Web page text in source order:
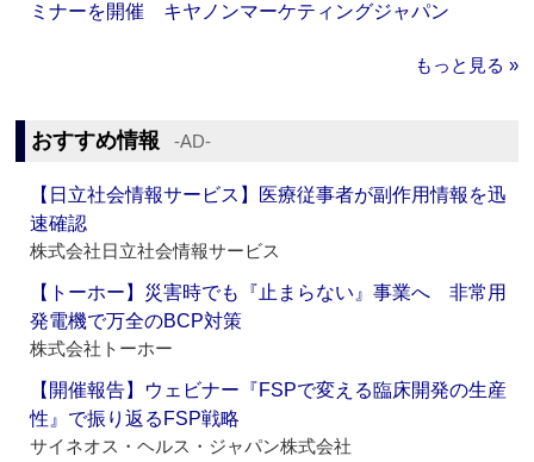
ミナーを開催 キヤノンマーケティングジャパン
もっと見る »
おすすめ情報 ‐AD‐
【日立社会情報サービス】医療従事者が副作用情報を迅
速確認
株式会社日立社会情報サービス
【トーホー】災害時でも『止まらない』事業へ 非常用
発電機で万全のBCP対策
株式会社トーホー
【開催報告】ウェビナー『FSPで変える臨床開発の生産
性』で振り返るFSP戦略
サイネオス・ヘルス・ジャパン株式会社